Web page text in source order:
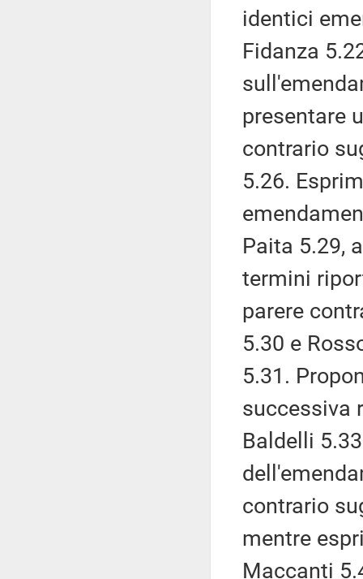
identici
Fidanza
presentare
contrario
5.26.
Paita 5.29,
termini
parere
5.30 e
5.31.
successiva
Baldelli
contrario
mentre
Maccanti